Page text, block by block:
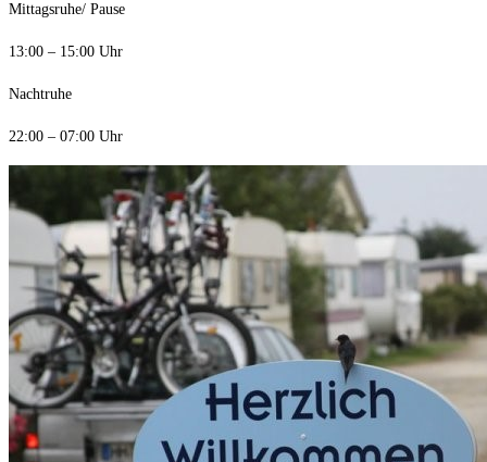
Mittagsruhe/ Pause
13:00 – 15:00 Uhr
Nachtruhe
22:00 – 07:00 Uhr